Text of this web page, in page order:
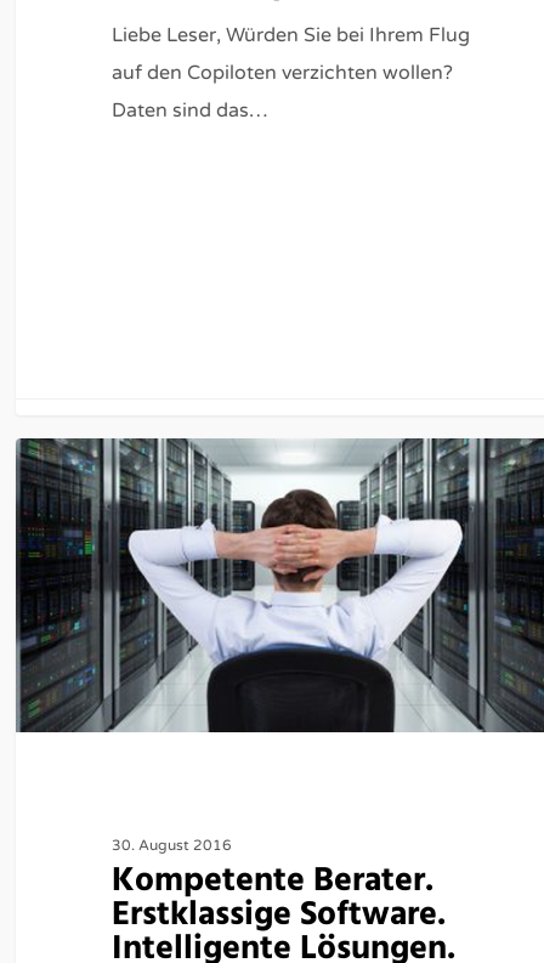
Liebe Leser, Würden Sie bei Ihrem Flug
auf den Copiloten verzichten wollen?
Daten sind das…
30. August 2016
Kompetente Berater.
Erstklassige Software.
Intelligente Lösungen.